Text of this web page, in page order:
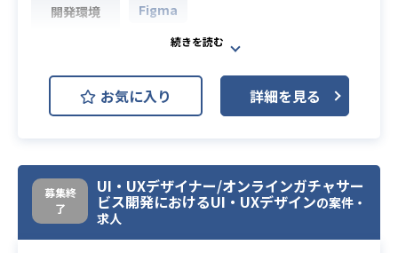
インのレビューおよびUIデザイン設
・デザインガイドラインの設計・運
用および開発チームへのデザイン接
続
・Figmaを使用してのUIデザイン制
作経験（5年以上）
・プロダクトの開発チームへの在籍
開発環境 Figma
toB向けの経理・会計クラウドサー
ビス開発チームにおいて、複数の開
発チームに横断的に参画し、
請求書処理領域を中心としたSaaSプ
けるUI設計、
および要求定義の支援を担当してい
ただきます。
お気に入り 詳細を見る
募集終
了
UI・UXデザイナー/オンラインガチャサー
ビス開発におけるUI・UXデザインの案件・
求人